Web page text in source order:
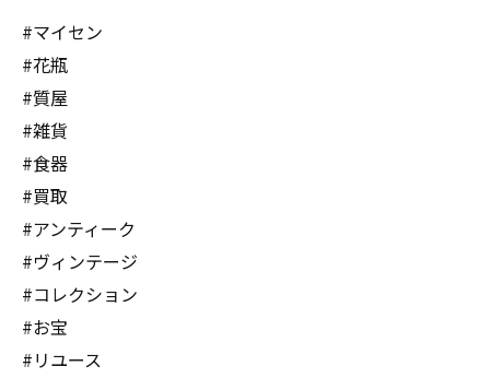
#マイセン
#花瓶
#質屋
#雑貨
#食器
#買取
#アンティーク
#ヴィンテージ
#コレクション
#お宝
#リユース